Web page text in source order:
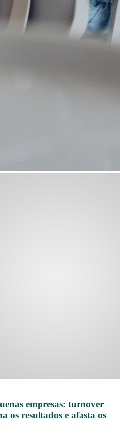
empresas: turnover
os resultados e afasta os